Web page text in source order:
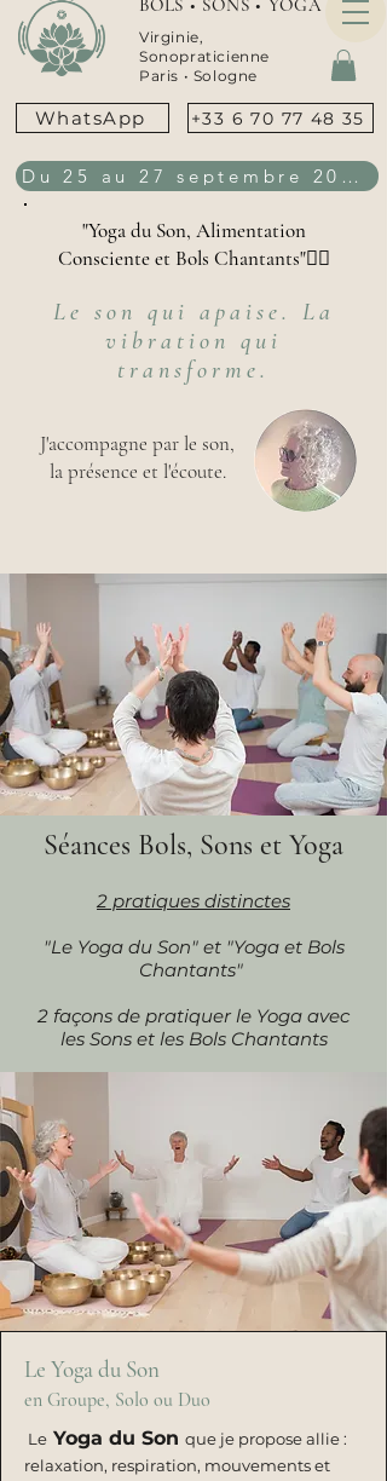
BOLS • SONS • YOGA
Virginie,
Sonopraticienne
Paris • Sologne
WhatsApp +33 6 70 77 48 35
Du 25 au 27 septembre 2026
"Yoga du Son, Alimentation
Consciente et Bols Chantants"👇🏻
Le son qui apaise. La
vibration qui
transforme.
J'accompagne par le son,
la présence et l'écoute.
Séances Bols, Sons et Yoga
2 pratiques distinctes
"Le Yoga du Son" et "Yoga et Bols
Chantants"
2 façons de pratiquer le Yoga avec
les Sons et les Bols Chantants
Le Yoga du Son
en Groupe, Solo ou Duo
Le Yoga du Son que je propose allie :
relaxation, respiration, mouvements et